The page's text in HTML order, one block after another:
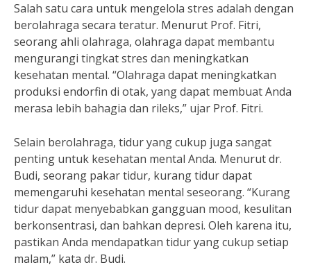
Salah satu cara untuk mengelola stres adalah dengan
berolahraga secara teratur. Menurut Prof. Fitri,
seorang ahli olahraga, olahraga dapat membantu
mengurangi tingkat stres dan meningkatkan
kesehatan mental. “Olahraga dapat meningkatkan
produksi endorfin di otak, yang dapat membuat Anda
merasa lebih bahagia dan rileks,” ujar Prof. Fitri.
Selain berolahraga, tidur yang cukup juga sangat
penting untuk kesehatan mental Anda. Menurut dr.
Budi, seorang pakar tidur, kurang tidur dapat
memengaruhi kesehatan mental seseorang. “Kurang
tidur dapat menyebabkan gangguan mood, kesulitan
berkonsentrasi, dan bahkan depresi. Oleh karena itu,
pastikan Anda mendapatkan tidur yang cukup setiap
malam,” kata dr. Budi.